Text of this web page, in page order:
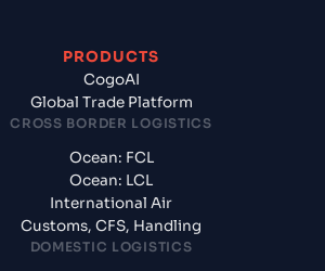
PRODUCTS
CogoAI
Global Trade Platform
CROSS BORDER LOGISTICS
Ocean: FCL
Ocean: LCL
International Air
Customs, CFS, Handling
DOMESTIC LOGISTICS